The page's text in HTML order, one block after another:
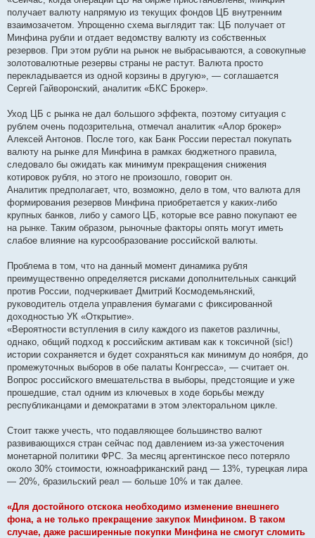
получает валюту напрямую из текущих фондов ЦБ внутренним
взаимозачетом. Упрощенно схема выглядит так: ЦБ получает от
Минфина рубли и отдает ведомству валюту из собственных
резервов. При этом рубли на рынок не выбрасываются, а совокупные
золотовалютные резервы страны не растут. Валюта просто
перекладывается из одной корзины в другую», — соглашается
Сергей Гайворонский, аналитик «БКС Брокер».
Уход ЦБ с рынка не дал большого эффекта, поэтому ситуация с
рублем очень подозрительна, отмечал аналитик «Алор брокер»
Алексей Антонов. После того, как Банк России перестал покупать
валюту на рынке для Минфина в рамках бюджетного правила,
следовало бы ожидать как минимум прекращения снижения
котировок рубля, но этого не произошло, говорит он.
Аналитик предполагает, что, возможно, дело в том, что валюта для
формирования резервов Минфина приобретается у каких-либо
крупных банков, либо у самого ЦБ, которые все равно покупают ее
на рынке. Таким образом, рыночные факторы опять могут иметь
слабое влияние на курсообразование российской валюты.
Проблема в том, что на данный момент динамика рубля
преимущественно определяется рисками дополнительных санкций
против России, подчеркивает Дмитрий Космодемьянский,
руководитель отдела управления бумагами с фиксированной
доходностью УК «Открытие».
«Вероятности вступления в силу каждого из пакетов различны,
однако, общий подход к российским активам как к токсичной (sic!)
истории сохраняется и будет сохраняться как минимум до ноября, до
промежуточных выборов в обе палаты Конгресса», — считает он.
Вопрос российского вмешательства в выборы, предстоящие и уже
прошедшие, стал одним из ключевых в ходе борьбы между
республиканцами и демократами в этом электоральном цикле.
Стоит также учесть, что подавляющее большинство валют
развивающихся стран сейчас под давлением из-за ужесточения
монетарной политики ФРС. За месяц аргентинское песо потеряло
около 30% стоимости, южноафриканский ранд — 13%, турецкая лира
— 20%, бразильский реал — больше 10% и так далее.
«Для достойного отскока необходимо изменение внешнего
фона, а не только прекращение закупок Минфином. В таком
случае, даже расширенные покупки Минфина не смогут сломить